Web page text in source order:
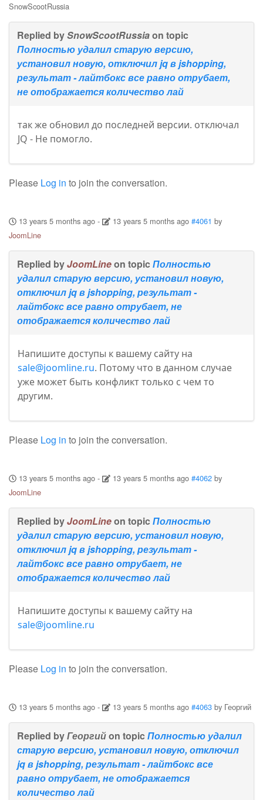
SnowScootRussia
Replied bySnowScootRussiaon topic
Полностью удалил старую версию,
установил новую, отключил jq в jshopping,
результат - лайтбокс все равно отрубает,
не отображается количество лай
так же обновил до последней версии. отключал
JQ - Не помогло.
Please Log in to join the conversation.
13 years 5 months ago- 13 years 5 months ago #4061 by
JoomLine
Replied byJoomLineon topic Полностью
удалил старую версию, установил новую,
отключил jq в jshopping, результат -
лайтбокс все равно отрубает, не
отображается количество лай
Напишите доступы к вашему сайту на
sale@joomline.ru. Потому что в данном случае
уже может быть конфликт только с чем то
другим.
Please Log in to join the conversation.
13 years 5 months ago- 13 years 5 months ago #4062 by
JoomLine
Replied byJoomLineon topic Полностью
удалил старую версию, установил новую,
отключил jq в jshopping, результат -
лайтбокс все равно отрубает, не
отображается количество лай
Напишите доступы к вашему сайту на
sale@joomline.ru
Please Log in to join the conversation.
13 years 5 months ago- 13 years 5 months ago #4063 by Георгий
Replied byГеоргийon topic Полностью удалил
старую версию, установил новую, отключил
jq в jshopping, результат - лайтбокс все
равно отрубает, не отображается
количество лай